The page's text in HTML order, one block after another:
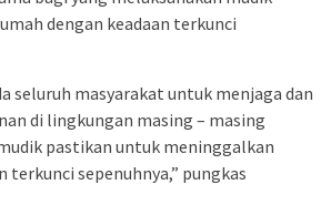
dengan keadaan terkunci
seluruh masyarakat untuk menjaga dan
di lingkungan masing – masing
pastikan untuk meninggalkan
terkunci sepenuhnya,” pungkas